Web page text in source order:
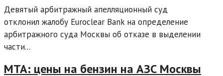
Девятый арбитражный апелляционный суд
отклонил жалобу Euroclear Bank на определение
арбитражного суда Москвы об отказе в выделении
части...
МТА: цены на бензин на АЗС Москвы